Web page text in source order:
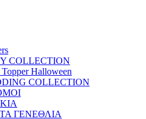
COLLECTION
Topper Halloween
COLLECTION
ΓΕΝΕΘΛΙΑ